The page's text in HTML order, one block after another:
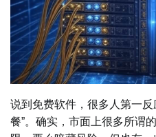
说到免费软件，很多人第一
餐”。确实，市面上很多所谓